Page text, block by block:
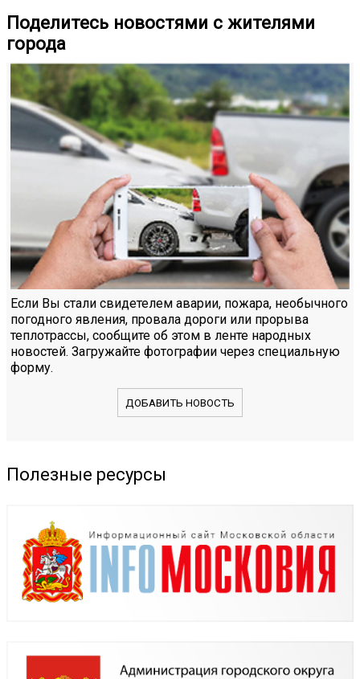
Поделитесь новостями с жителями
города
Если Вы стали свидетелем аварии, пожара, необычного
погодного явления, провала дороги или прорыва
теплотрассы, сообщите об этом в ленте народных
новостей. Загружайте фотографии через специальную
форму.
ДОБАВИТЬ НОВОСТЬ
Полезные ресурсы